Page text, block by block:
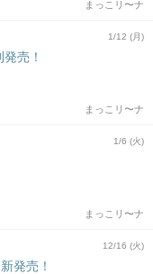
まっこリ〜ナ
1/12 (月)
売！
まっこリ〜ナ
1/6 (火)
まっこリ〜ナ
12/16 (火)
発売！